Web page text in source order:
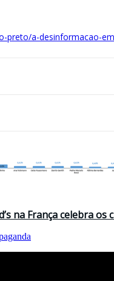
preto/a-desinformacao-
na França celebra os